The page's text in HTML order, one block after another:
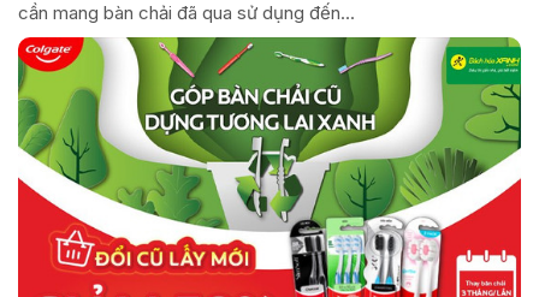
cần mang bàn chải đã qua sử dụng đến...